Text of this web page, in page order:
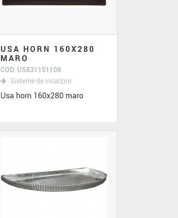
USA HORN 160X280
MARO
COD: US831151108
Sisteme de incalzire
Usa horn 160x280 maro